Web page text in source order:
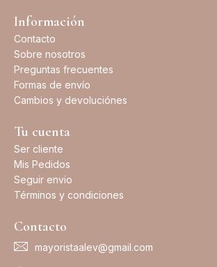
Información
Contacto
Sobre nosotros
Preguntas frecuentes
Formas de envío
Cambios y devoluciónes
Tu cuenta
Ser cliente
Mis Pedidos
Seguir envio
Términos y condiciones
Contacto
mayoristaalev@gmail.com